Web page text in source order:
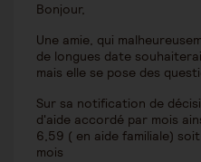
Bonjour,
Une amie, qui
de longues date
mais elle se pose des
Sur sa notification de
d'aide accordé par mois
6,59 ( en aide familiale)
mois